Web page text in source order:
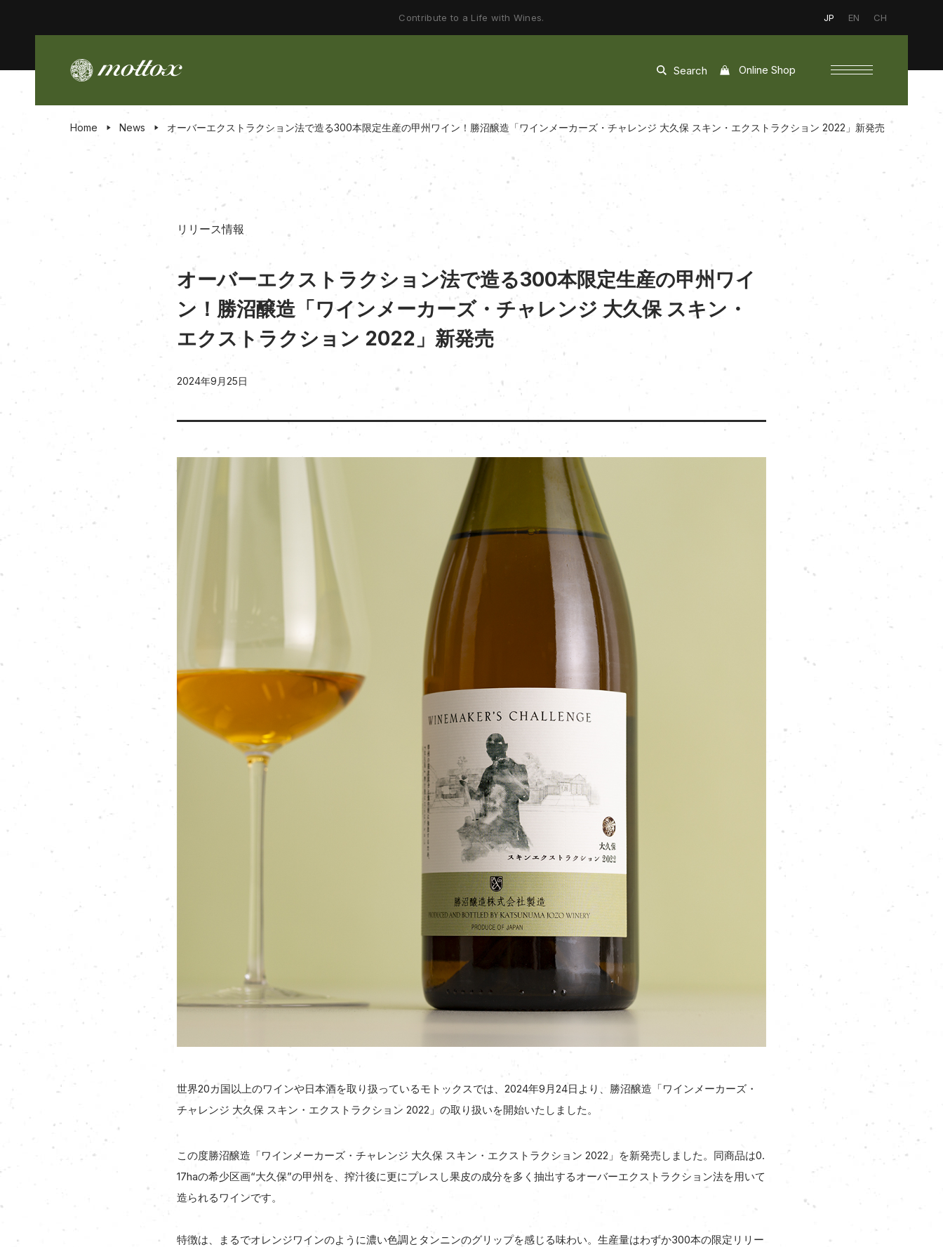
Contribute to a Life with Wines. JP EN CH
Search Online Shop
Home News オーバーエクストラクション法で造る300本限定生産の甲州ワイン！勝沼醸造「ワインメーカーズ・チャレンジ 大久保 スキン・エクストラクション 2022」新発売
リリース情報
オーバーエクストラクション法で造る300本限定生産の甲州ワイ
ン！勝沼醸造「ワインメーカーズ・チャレンジ 大久保 スキン・
エクストラクション 2022」新発売
2024年9月25日
世界20カ国以上のワインや日本酒を取り扱っているモトックスでは、2024年9月24日より、勝沼醸造「ワインメーカーズ・
チャレンジ 大久保 スキン・エクストラクション 2022」の取り扱いを開始いたしました。
この度勝沼醸造「ワインメーカーズ・チャレンジ 大久保 スキン・エクストラクション 2022」を新発売しました。同商品は0.
17haの希少区画“大久保”の甲州を、搾汁後に更にプレスし果皮の成分を多く抽出するオーバーエクストラクション法を用いて
造られるワインです。
特徴は、まるでオレンジワインのように濃い色調とタンニンのグリップを感じる味わい。生産量はわずか300本の限定リリー